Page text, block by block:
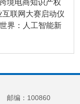
境电商知识产权
联网大赛启动仪
界：人工智能新
邮编：100860